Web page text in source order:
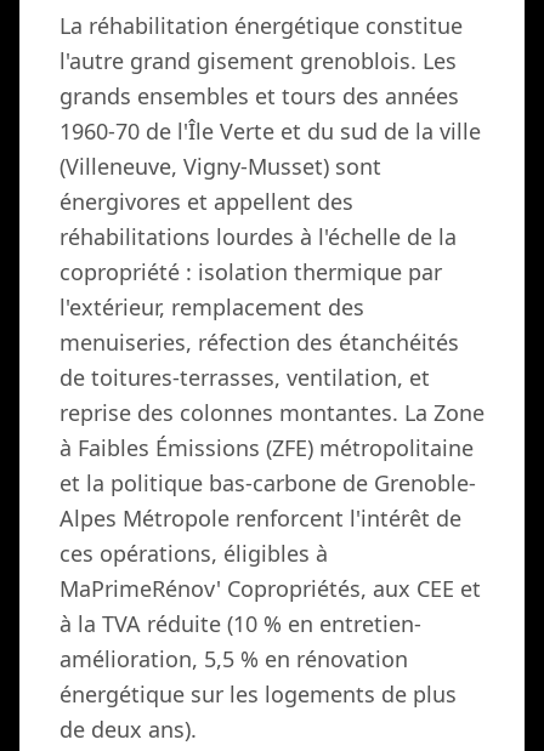
La réhabilitation énergétique constitue
l'autre grand gisement grenoblois. Les
grands ensembles et tours des années
1960-70 de l'Île Verte et du sud de la ville
(Villeneuve, Vigny-Musset) sont
énergivores et appellent des
réhabilitations lourdes à l'échelle de la
copropriété : isolation thermique par
l'extérieur, remplacement des
menuiseries, réfection des étanchéités
de toitures-terrasses, ventilation, et
reprise des colonnes montantes. La Zone
à Faibles Émissions (ZFE) métropolitaine
et la politique bas-carbone de Grenoble-
Alpes Métropole renforcent l'intérêt de
ces opérations, éligibles à
MaPrimeRénov' Copropriétés, aux CEE et
à la TVA réduite (10 % en entretien-
amélioration, 5,5 % en rénovation
énergétique sur les logements de plus
de deux ans).